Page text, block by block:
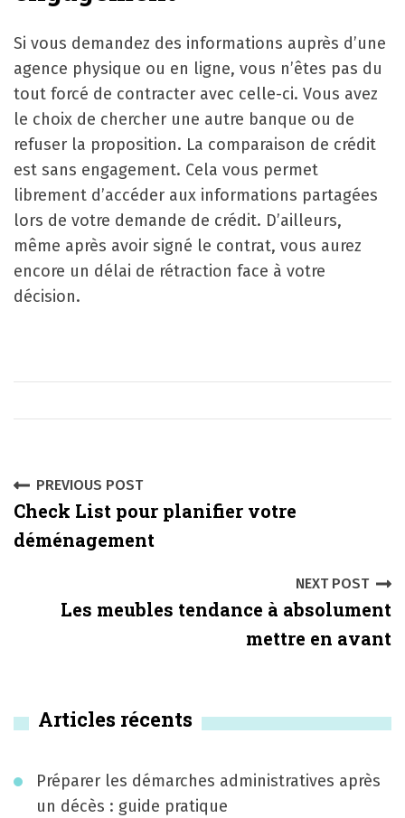
Si vous demandez des informations auprès d’une
agence physique ou en ligne, vous n’êtes pas du
tout forcé de contracter avec celle-ci. Vous avez
le choix de chercher une autre banque ou de
refuser la proposition. La comparaison de crédit
est sans engagement. Cela vous permet
librement d’accéder aux informations partagées
lors de votre demande de crédit. D’ailleurs,
même après avoir signé le contrat, vous aurez
encore un délai de rétraction face à votre
décision.
P
o
i
g
PREVIOUS POST
Check List pour planifier votre
déménagement
NEXT POST
Les meubles tendance à absolument
mettre en avant
Articles récents
Préparer les démarches administratives après
un décès : guide pratique